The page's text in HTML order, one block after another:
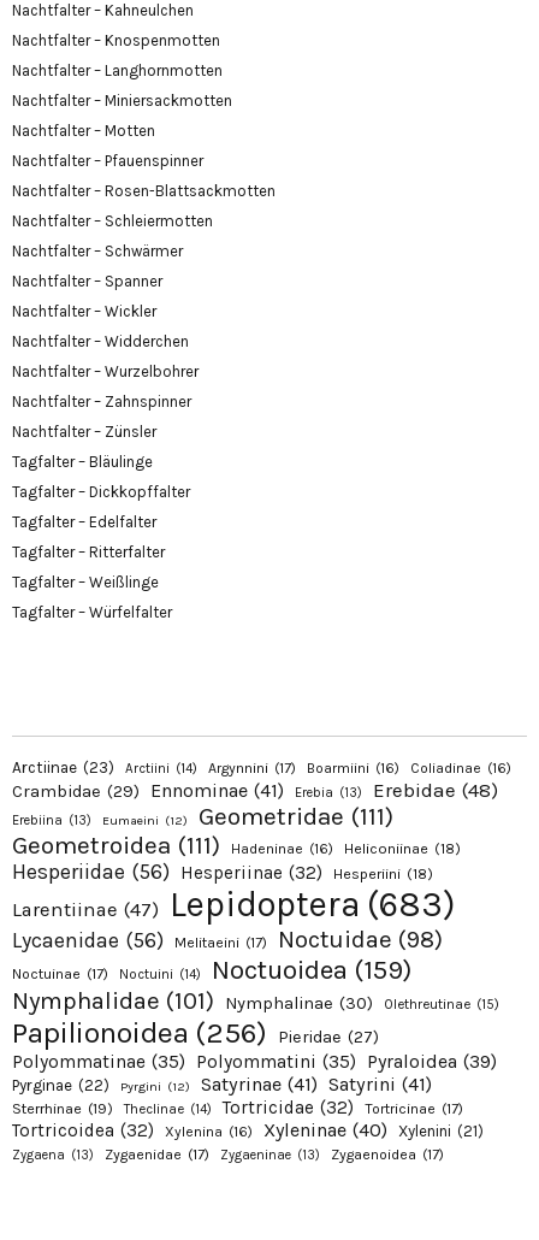
Nachtfalter – Kahneulchen
Nachtfalter – Knospenmotten
Nachtfalter – Langhornmotten
Nachtfalter – Miniersackmotten
Nachtfalter – Motten
Nachtfalter – Pfauenspinner
Nachtfalter – Rosen-Blattsackmotten
Nachtfalter – Schleiermotten
Nachtfalter – Schwärmer
Nachtfalter – Spanner
Nachtfalter – Wickler
Nachtfalter – Widderchen
Nachtfalter – Wurzelbohrer
Nachtfalter – Zahnspinner
Nachtfalter – Zünsler
Tagfalter – Bläulinge
Tagfalter – Dickkopffalter
Tagfalter – Edelfalter
Tagfalter – Ritterfalter
Tagfalter – Weißlinge
Tagfalter – Würfelfalter
Arctiinae (23) Arctiini (14) Argynnini (17) Boarmiini (16) Coliadinae (16)
Crambidae (29) Ennominae (41) Erebia (13) Erebidae (48)
Erebiina (13) Eumaeini (12) Geometridae (111)
Geometroidea (111) Hadeninae (16) Heliconiinae (18)
Hesperiidae (56) Hesperiinae (32) Hesperiini (18)
Larentiinae (47) Lepidoptera (683)
Lycaenidae (56) Melitaeini (17) Noctuidae (98)
Noctuinae (17) Noctuini (14) Noctuoidea (159)
Nymphalidae (101) Nymphalinae (30) Olethreutinae (15)
Papilionoidea (256) Pieridae (27)
Polyommatinae (35) Polyommatini (35) Pyraloidea (39)
Pyrginae (22) Pyrgini (12) Satyrinae (41) Satyrini (41)
Sterrhinae (19) Theclinae (14) Tortricidae (32) Tortricinae (17)
Tortricoidea (32) Xylenina (16) Xyleninae (40) Xylenini (21)
Zygaena (13) Zygaenidae (17) Zygaeninae (13) Zygaenoidea (17)